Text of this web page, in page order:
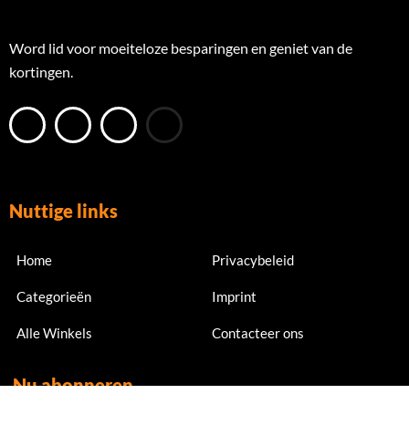
Word lid voor moeiteloze besparingen en geniet van de
kortingen.
Nuttige links
Home
Categorieën
Alle Winkels
Privacybeleid
Imprint
Contacteer ons
Nu abonneren